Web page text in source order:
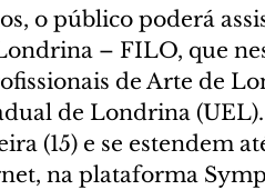
o público poderá
– FILO, que
de Arte de
de Londrina
(15) e se estendem
na plataforma